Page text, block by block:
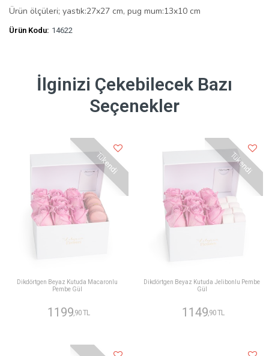
Ürün ölçüleri; yastık:27x27 cm, pug mum:13x10 cm
Ürün Kodu: 14622
İlginizi Çekebilecek Bazı
Seçenekler
Tükendi
Dikdörtgen Beyaz Kutuda Macaronlu
Pembe Gül
1199 ,90 TL
Tükendi
Dikdörtgen Beyaz Kutuda Jelibonlu Pembe
Gül
1149 ,90 TL